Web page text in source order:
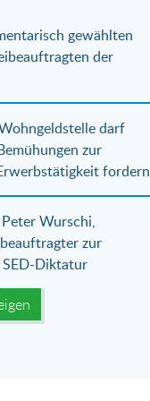
gewählten
der
darf
zur
fordern
Wurschi,
zur
Diktatur